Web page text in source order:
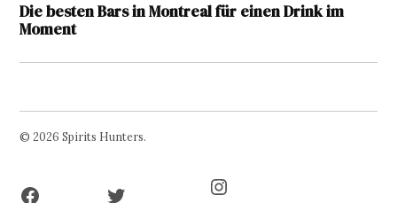
Die besten Bars in Montreal für einen Drink im
Moment
© 2026 Spirits Hunters.